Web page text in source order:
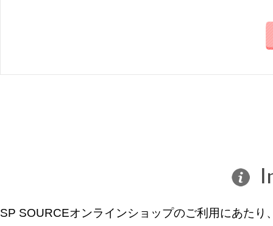
SP SOURCEオンラインショップのご利用にあた